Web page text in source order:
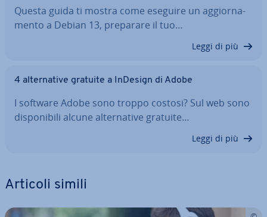
Questa guida ti mostra come eseguire un ag­gior­na­
men­to a Debian 13, preparare il tuo…
Leggi di più
4 al­ter­na­ti­ve gratuite a InDesign di Adobe
I software Adobe sono troppo costosi? Sul web sono
di­spo­ni­bi­li alcune al­ter­na­ti­ve gratuite…
Leggi di più
Articoli simili